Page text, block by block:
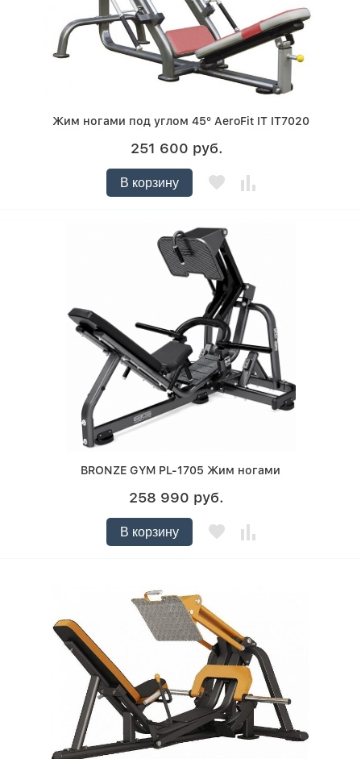
Жим ногами под углом 45° AeroFit IT IT7020
251 600 руб.
В корзину
BRONZE GYM PL-1705 Жим ногами
258 990 руб.
В корзину